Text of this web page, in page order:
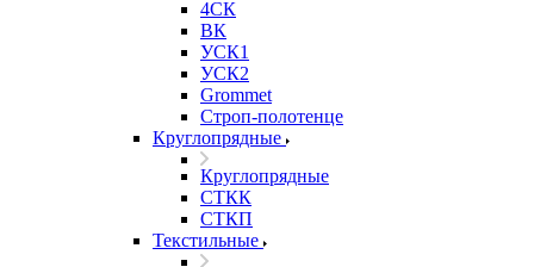
4СК
ВК
УСК1
УСК2
Grommet
Строп-полотенце
Круглопрядные
Круглопрядные
СТКК
СТКП
Текстильные